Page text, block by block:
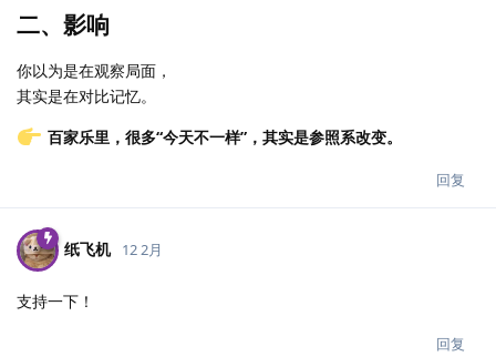
二、影响
你以为是在观察局面，
其实是在对比记忆。
百家乐里，很多“今天不一样”，其实是参照系改变。
回复
纸飞机 12 2月
支持一下！
回复